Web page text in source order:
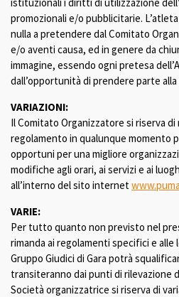
promozionali e/o pubblicitarie.
nulla a pretendere dal Comitato
e/o aventi causa, ed in genere da
immagine, essendo ogni pretesa
dall’opportunità di prendere parte
VARIAZIONI:
Il Comitato Organizzatore si riserva
regolamento in qualunque momento
opportuni per una migliore
modifiche agli orari, ai servizi e ai
all’interno del sito internet
VARIE:
Per tutto quanto non previsto nel
rimanda ai regolamenti specifici e alle
Gruppo Giudici di Gara potrà
transiteranno dai punti di rilevazione
Società organizzatrice si riserva di